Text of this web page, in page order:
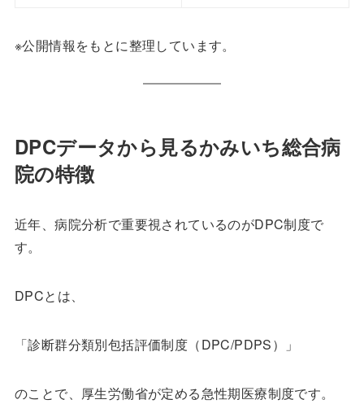
※公開情報をもとに整理しています。
DPCデータから見るかみいち総合病
院の特徴
近年、病院分析で重要視されているのがDPC制度で
す。
DPCとは、
「診断群分類別包括評価制度（DPC/PDPS）」
のことで、厚生労働省が定める急性期医療制度です。